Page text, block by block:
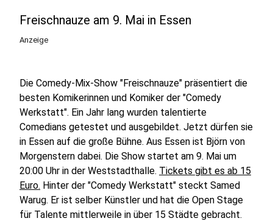
Freischnauze am 9. Mai in Essen
Anzeige
Die Comedy-Mix-Show "Freischnauze" präsentiert die
besten Komikerinnen und Komiker der "Comedy
Werkstatt". Ein Jahr lang wurden talentierte
Comedians getestet und ausgebildet. Jetzt dürfen sie
in Essen auf die große Bühne. Aus Essen ist Björn von
Morgenstern dabei. Die Show startet am 9. Mai um
20:00 Uhr in der Weststadthalle. Tickets gibt es ab 15
Euro. Hinter der "Comedy Werkstatt" steckt Samed
Warug. Er ist selber Künstler und hat die Open Stage
für Talente mittlerweile in über 15 Städte gebracht.